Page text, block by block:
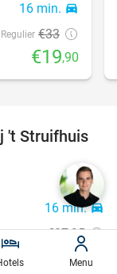
16 min. directions_car
Regulier €33
€19,90
43%
't Struifhuis
9.4star
16 min.directions_car
€27,95
€15,95
Menu